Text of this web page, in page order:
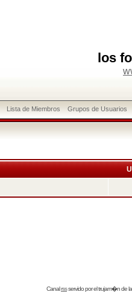
los
Lista de Miembros Grupos de Usuarios
Canalrssservido por eltrujam�nde